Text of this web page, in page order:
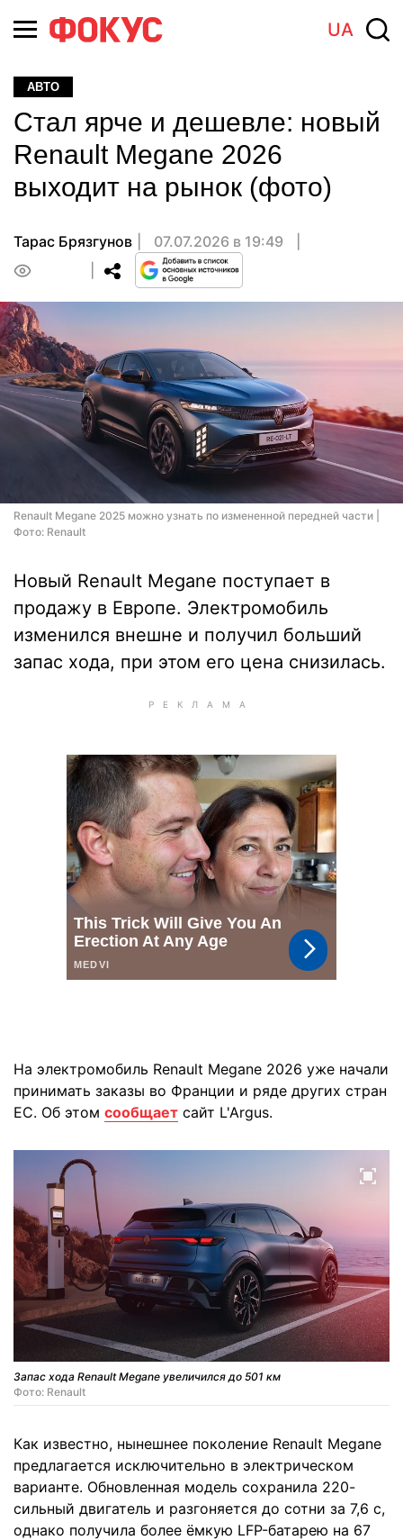
UA
АВТО
Стал ярче и дешевле: новый
Renault Megane 2026
выходит на рынок (фото)
Тарас Брязгунов
07.07.2026 в 19:49
Renault Megane 2025 можно узнать по измененной передней части |
Фото: Renault
Новый Renault Megane поступает в
продажу в Европе. Электромобиль
изменился внешне и получил больший
запас хода, при этом его цена снизилась.
На электромобиль Renault Megane 2026 уже начали
принимать заказы во Франции и ряде других стран
ЕС. Об этом сообщает сайт L'Argus.
Запас хода Renault Megane увеличился до 501 км
Фото: Renault
Как известно, нынешнее поколение Renault Megane
предлагается исключительно в электрическом
варианте. Обновленная модель сохранила 220-
сильный двигатель и разгоняется до сотни за 7,6 с,
однако получила более ёмкую LFP-батарею на 67